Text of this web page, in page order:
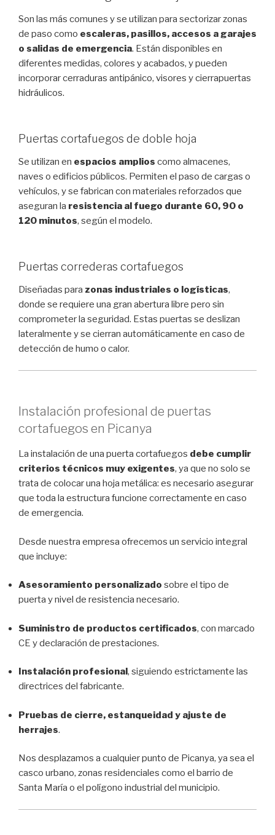
Son las más comunes y se utilizan para sectorizar zonas
de paso como escaleras, pasillos, accesos a garajes
o salidas de emergencia. Están disponibles en
diferentes medidas, colores y acabados, y pueden
incorporar cerraduras antipánico, visores y cierrapuertas
hidráulicos.
Puertas cortafuegos de doble hoja
Se utilizan en espacios amplios como almacenes,
naves o edificios públicos. Permiten el paso de cargas o
vehículos, y se fabrican con materiales reforzados que
aseguran la resistencia al fuego durante 60, 90 o
120 minutos, según el modelo.
Puertas correderas cortafuegos
Diseñadas para zonas industriales o logísticas,
donde se requiere una gran abertura libre pero sin
comprometer la seguridad. Estas puertas se deslizan
lateralmente y se cierran automáticamente en caso de
detección de humo o calor.
Instalación profesional de puertas
cortafuegos en Picanya
La instalación de una puerta cortafuegos debe cumplir
criterios técnicos muy exigentes, ya que no solo se
trata de colocar una hoja metálica: es necesario asegurar
que toda la estructura funcione correctamente en caso
de emergencia.
Desde nuestra empresa ofrecemos un servicio integral
que incluye:
Asesoramiento personalizado sobre el tipo de
puerta y nivel de resistencia necesario.
Suministro de productos certificados, con marcado
CE y declaración de prestaciones.
Instalación profesional, siguiendo estrictamente las
directrices del fabricante.
Pruebas de cierre, estanqueidad y ajuste de
herrajes.
Nos desplazamos a cualquier punto de Picanya, ya sea el
casco urbano, zonas residenciales como el barrio de
Santa María o el polígono industrial del municipio.